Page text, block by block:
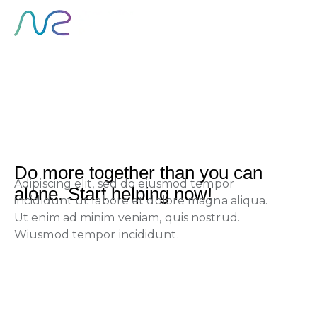
Do more together than you can
alone. Start helping now!
Adipiscing elit, sed do eiusmod tempor
incididunt ut labore et dolore magna aliqua.
Ut enim ad minim veniam, quis nostrud.
Wiusmod tempor incididunt.